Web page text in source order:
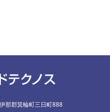
那郡箕輪町三日町888